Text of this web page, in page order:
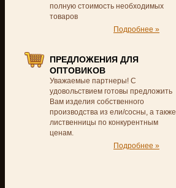
полную стоимость необходимых
товаров
Подробнее »
ПРЕДЛОЖЕНИЯ ДЛЯ
ОПТОВИКОВ
Уважаемые партнеры! С
удовольствием готовы предложить
Вам изделия собственного
производства из ели/сосны, а также
лиственницы по конкурентным
ценам.
Подробнее »